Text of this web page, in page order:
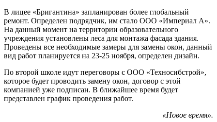
В лицее «Бригантина» запланирован более глобальный
ремонт. Определен подрядчик, им стало ООО «Империал А».
На данный момент на территории образовательного
учреждения установлены леса для монтажа фасада здания.
Проведены все необходимые замеры для замены окон, данный
вид работ планируется на 23-25 ноября, определен дизайн.
По второй школе идут переговоры с ООО «Техносибстрой»,
которое будет проводить замену окон, договор с этой
компанией уже подписан. В ближайшее время будет
представлен график проведения работ.
«Новое время».